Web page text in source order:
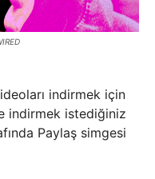
indirmek için
indirmek istediğiniz
Paylaş simgesi